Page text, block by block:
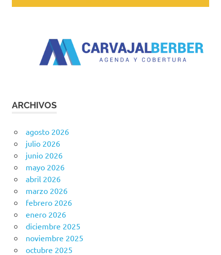
ARCHIVOS
agosto 2026
julio 2026
junio 2026
mayo 2026
abril 2026
marzo 2026
febrero 2026
enero 2026
diciembre 2025
noviembre 2025
octubre 2025